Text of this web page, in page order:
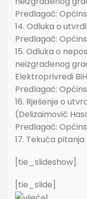
Predlagač:
14. Odluka o
Predlagač:
15. Odluka o
neizgrađenog
Elektroprivredi
Predlagač:
16. Rješenje o
(Delizaimović
Predlagač:
17. Tekuća pitanja
[tie_slideshow]
[tie_slide]